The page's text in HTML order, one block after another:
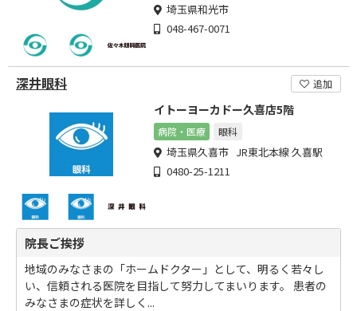
埼玉県和光市
048-467-0071
深井眼科 追加
イトーヨーカドー久喜店5階
病院・医療 眼科
埼玉県久喜市 JR東北本線 久喜駅
0480-25-1211
院長ご挨拶
地域のみなさまの「ホームドクター」として、明るく若々し
い、信頼される医院を目指して努力してまいります。 患者の
みなさまの症状を詳しく...